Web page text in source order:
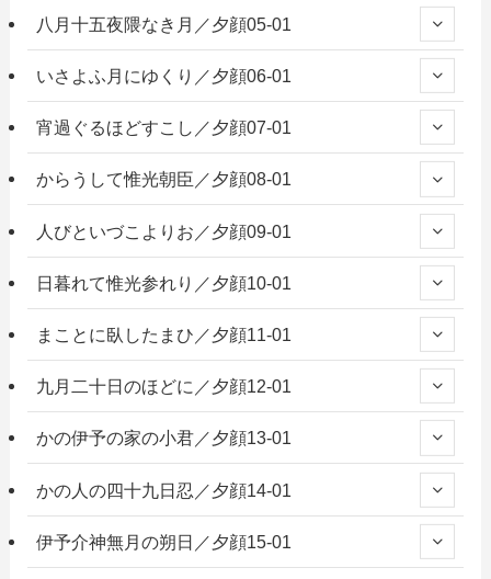
八月十五夜隈なき月／夕顔05-01
いさよふ月にゆくり／夕顔06-01
宵過ぐるほどすこし／夕顔07-01
からうして惟光朝臣／夕顔08-01
人びといづこよりお／夕顔09-01
日暮れて惟光参れり／夕顔10-01
まことに臥したまひ／夕顔11-01
九月二十日のほどに／夕顔12-01
かの伊予の家の小君／夕顔13-01
かの人の四十九日忍／夕顔14-01
伊予介神無月の朔日／夕顔15-01